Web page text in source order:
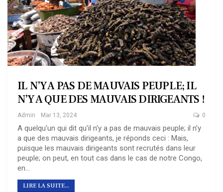
IL N’Y A PAS DE MAUVAIS PEUPLE; IL
N’Y A QUE DES MAUVAIS DIRIGEANTS !
Admin Mar 13, 2024 0
A quelqu'un qui dit qu'il n'y a pas de mauvais peuple; il n'y
a que des mauvais dirigeants, je réponds ceci : Mais,
puisque les mauvais dirigeants sont recrutés dans leur
peuple; on peut, en tout cas dans le cas de notre Congo,
en…
LIRE LA SUITE...